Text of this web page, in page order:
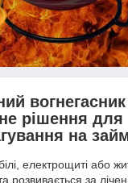
вогнегасник
рішення для
на
електрощиті або
розвивається за